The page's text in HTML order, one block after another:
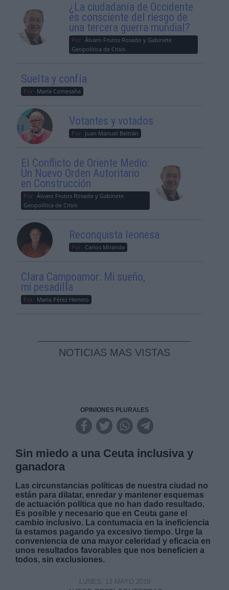
¿La ciudadanía de Occidente
es consciente del riesgo de
una tercera guerra mundial?
Por Álvaro Frutos Rosado y Gabinete
Geopolítica de Crisis
Suelta y confía
Por María Comesaña
Votantes y votados
Por Juan Manuel Beltrán
El Conflicto de Oriente Medio:
Un Nuevo Orden Autoritario
en Construcción
Por Álvaro Frutos Rosado y Gabinete
Geopolítica de Crisis
Reconquista leonesa
Por Carlos Miranda
Clara Campoamor: Mi sueño,
mi pesadilla
Por María Pérez Herrero
NOTICIAS MAS VISTAS
OPINIONES PLURALES
Sin miedo a una Ceuta inclusiva y
ganadora
Las circunstancias políticas de nuestra ciudad no
están para dilatar, enredar y mantener esquemas
de actuación política que no han dado resultado.
Es posible y necesario que en Ceuta gane el
cambio inclusivo. La contumacia en la ineficiencia
la estamos pagando ya excesivo tiempo. Urge la
conveniencia de una mayor celeridad y eficacia en
unos resultados favorables que nos beneficien a
todos, sin exclusiones.
LUNES, 13 MAYO 2019